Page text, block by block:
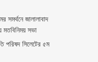
সমর্থনে জালালাবাদ
মতবিনিময় সভা
পরিষদ সিলেটের ৫ম